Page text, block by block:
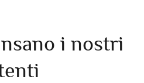
i nostri